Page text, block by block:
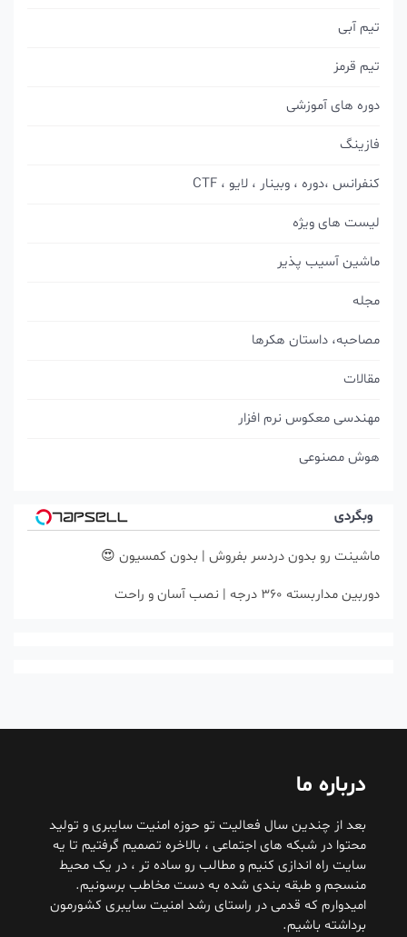
تیم آبی
تیم قرمز
دوره های آموزشی
فازینگ
کنفرانس ،دوره ، وبینار ، لایو ، CTF
لیست های ویژه
ماشین آسیب پذیر
مصاحبه، داستان هکرها
مقالات
مهندسی معکوس نرم افزار
هوش مصنوعی
وبگردی
ماشینت رو بدون دردسر بفروش | بدون کمسیون 😍
دوربین مداربسته 360 درجه | نصب آسان و راحت
درباره ما
بعد از چندین سال فعالیت تو حوزه امنیت سایبری و تولید
محتوا در شبکه های اجتماعی ، بالاخره تصمیم گرفتیم تا یه
سایت راه اندازی کنیم و مطالب رو ساده تر ، در یک محیط
منسجم و طبقه بندی شده به دست مخاطب برسونیم.
امیدوارم که قدمی در راستای رشد امنیت سایبری کشورمون
برداشته باشیم.